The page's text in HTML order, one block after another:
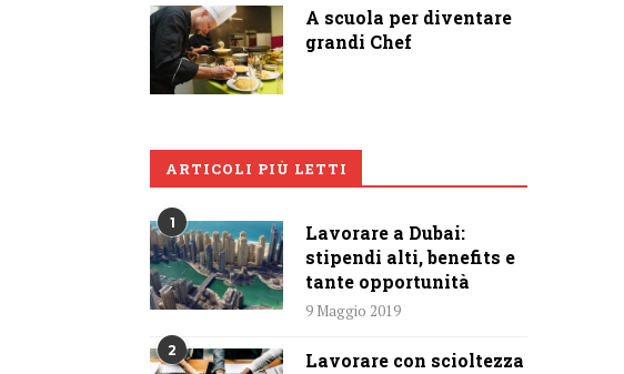
A scuola per diventare
grandi Chef
ARTICOLI PIÙ LETTI
1
Lavorare a Dubai:
stipendi alti, benefits e
tante opportunità
9 Maggio 2019
2 Lavorare con scioltezza